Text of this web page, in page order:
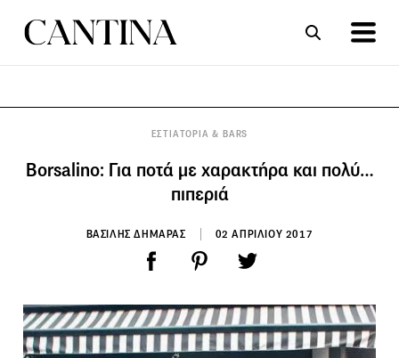
ΕΣΤΙΑΤΟΡΙΑ & BARS
Borsalino: Για ποτά με χαρακτήρα και πολύ…
πιπεριά
ΒΑΣΙΛΗΣ ΔΗΜΑΡΑΣ 02 ΑΠΡΙΛΙΟΥ 2017